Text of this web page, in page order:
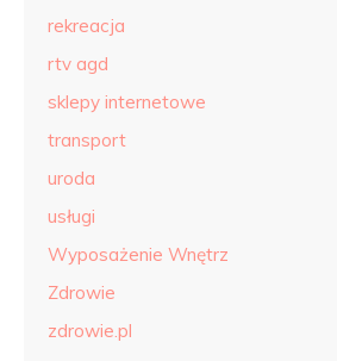
rekreacja
rtv agd
sklepy internetowe
transport
uroda
usługi
Wyposażenie Wnętrz
Zdrowie
zdrowie.pl